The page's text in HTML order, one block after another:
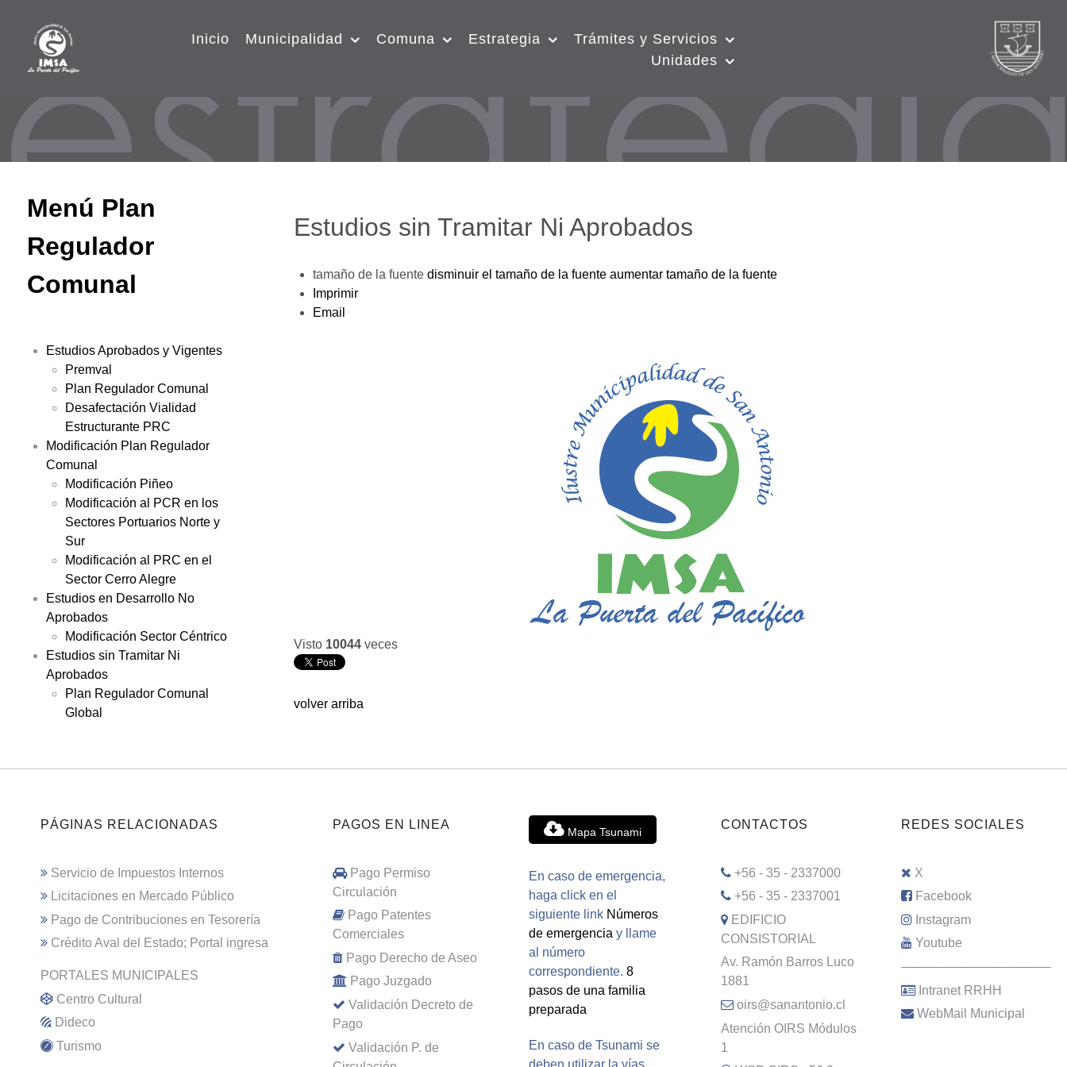
Inicio Municipalidad Comuna Estrategia
Trámites y Servicios
Unidades
Menú Plan
Regulador
Comunal
Estudios Aprobados y Vigentes
Premval
Plan Regulador Comunal
Desafectación Vialidad
Estructurante PRC
Modificación Plan Regulador
Comunal
Modificación Piñeo
Modificación al PCR en los
Sectores Portuarios Norte y
Sur
Modificación al PRC en el
Sector Cerro Alegre
Estudios en Desarrollo No
Aprobados
Modificación Sector Céntrico
Estudios sin Tramitar Ni
Aprobados
Plan Regulador Comunal
Global
Estudios sin Tramitar Ni Aprobados
tamaño de la fuente disminuir el tamaño de la fuente aumentar tamaño de la fuente
Imprimir
Email
Visto 10044 veces
volver arriba
PÁGINAS RELACIONADAS
Servicio de Impuestos Internos
Licitaciones en Mercado Público
Pago de Contribuciones en Tesorería
Crédito Aval del Estado; Portal ingresa
PORTALES MUNICIPALES
Centro Cultural
Dideco
Turismo
PAGOS EN LINEA
Pago Permiso
Circulación
Pago Patentes
Comerciales
Pago Derecho de Aseo
Pago Juzgado
Validación Decreto de
Pago
Validación P. de
Mapa Tsunami
En caso de emergencia,
haga click en el
siguiente link Números
de emergencia y llame
al número
correspondiente. 8
pasos de una familia
preparada
En caso de Tsunami se
deben utilizar la vías
CONTACTOS
+56 - 35 - 2337000
+56 - 35 - 2337001
EDIFICIO
CONSISTORIAL
Av. Ramón Barros Luco
1881
oirs@sanantonio.cl
Atención OIRS Módulos
1
REDES SOCIALES
X
Facebook
Instagram
Youtube
–––––––––––––––––––––
Intranet RRHH
WebMail Municipal